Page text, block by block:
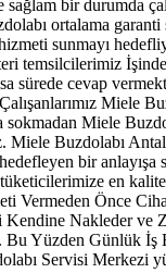
bir durumda
ortalama garanti
sunmayı
temsilcilerimiz
sürede cevap
Miele
sokmadan Miele
Miele Buzdolabı
bir anlayışa
en
Vermeden Önce
Nakleder ve
Bu Yüzden Günlük İş
Servisi Merkezi